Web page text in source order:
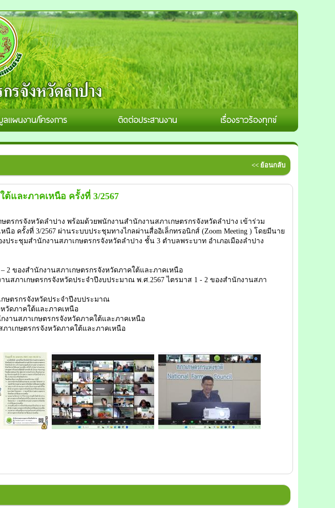
<< ย้อนกลับ
และภาคเหนือ ครั้งที่ 3/2567
จังหวัดลำปาง พร้อมด้วยพนักงานสำนักงานสภาเกษตรกรจังหวัดลำปาง เข้าร่วม
อ ครั้งที่ 3/2567 ผ่านระบบประชุมทางไกลผ่านสื่ออิเล็กทรอนิกส์ (Zoom Meeting ) โดยมีนาย
ระชุมสำนักงานสภาเกษตรกรจังหวัดลำปาง ชั้น 3 ตำบลพระบาท อำเภอเมืองลำปาง
2 ของสำนักงานสภาเกษตรกรจังหวัดภาคใต้และภาคเหนือ
สภาเกษตรกรจังหวัดประจำปีงบประมาณ พ.ศ.2567 ไตรมาส 1 - 2 ของสำนักงานสภา
ษตรกรจังหวัดประจำปีงบประมาณ
วัดภาคใต้และภาคเหนือ
านสภาเกษตรกรจังหวัดภาคใต้และภาคเหนือ
าเกษตรกรจังหวัดภาคใต้และภาคเหนือ